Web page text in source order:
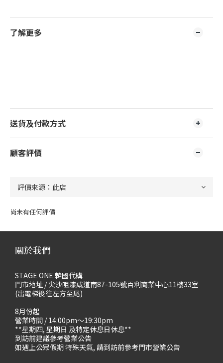
了解更多
送貨及付款方式
顧客評價
尚未有任何評價
關於我們
STAGE ONE 韓國代購
門市地址 / 尖沙咀漆咸道南87-105號百利商業中心11樓33室
(出電梯後往左方至尾)
8月份起
營業時間 / 14:00pm～19:30pm
**星期四, 星期日 及特定休息日休息**
到訪前建議參考營業公告
如遇上公眾假期 特殊天氣, 請到訪前參考門市營業公告